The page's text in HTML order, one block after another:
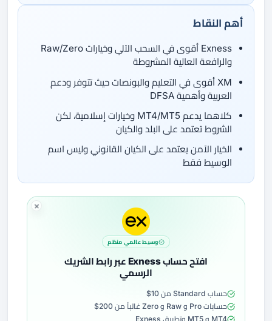
أهم النقاط
Exness أقوى في السحب الآلي وخيارات Raw/Zero
والرافعة العالية المشروطة
XM أقوى في التعليم والبونصات حيث تتوفر ودعم
العربية وأهمية DFSA
كلاهما يدعم MT4/MT5 وخيارات إسلامية، لكن
الشروط تعتمد على البلد والكيان
الخيار الآمن يعتمد على الكيان القانوني وليس اسم
الوسيط فقط
وسيط عالمي منظم
افتح حساب Exness عبر رابط الشريك
الرسمي
حساب Standard من 10$
حسابات Pro و Raw و Zero غالباً من 200$
MT4 و MT5 وتطبيق Exness